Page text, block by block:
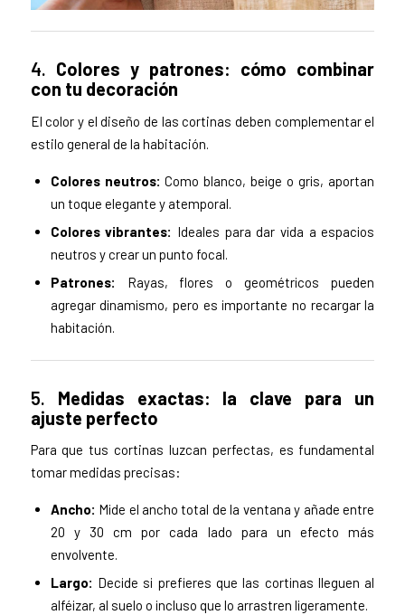
4. Colores y patrones: cómo combinar
con tu decoración
El color y el diseño de las cortinas deben complementar el
estilo general de la habitación.
Colores neutros: Como blanco, beige o gris, aportan
un toque elegante y atemporal.
Colores vibrantes: Ideales para dar vida a espacios
neutros y crear un punto focal.
Patrones: Rayas, flores o geométricos pueden
agregar dinamismo, pero es importante no recargar la
habitación.
5. Medidas exactas: la clave para un
ajuste perfecto
Para que tus cortinas luzcan perfectas, es fundamental
tomar medidas precisas:
Ancho: Mide el ancho total de la ventana y añade entre
20 y 30 cm por cada lado para un efecto más
envolvente.
Largo: Decide si prefieres que las cortinas lleguen al
alféizar, al suelo o incluso que lo arrastren ligeramente.